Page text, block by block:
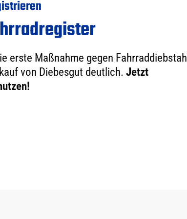
erste Maßnahme gegen Fahrraddiebstahl
von Diebesgut deutlich. Jetzt